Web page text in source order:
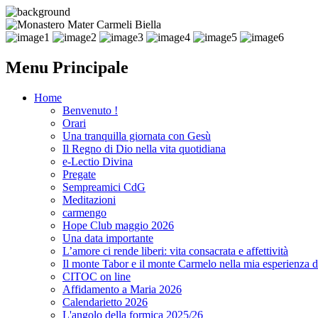
Menu Principale
Home
Benvenuto !
Orari
Una tranquilla giornata con Gesù
Il Regno di Dio nella vita quotidiana
e-Lectio Divina
Pregate
Sempreamici CdG
Meditazioni
carmengo
Hope Club maggio 2026
Una data importante
L’amore ci rende liberi: vita consacrata e affettività
Il monte Tabor e il monte Carmelo nella mia esperienza
CITOC on line
Affidamento a Maria 2026
Calendarietto 2026
L'angolo della formica 2025/26